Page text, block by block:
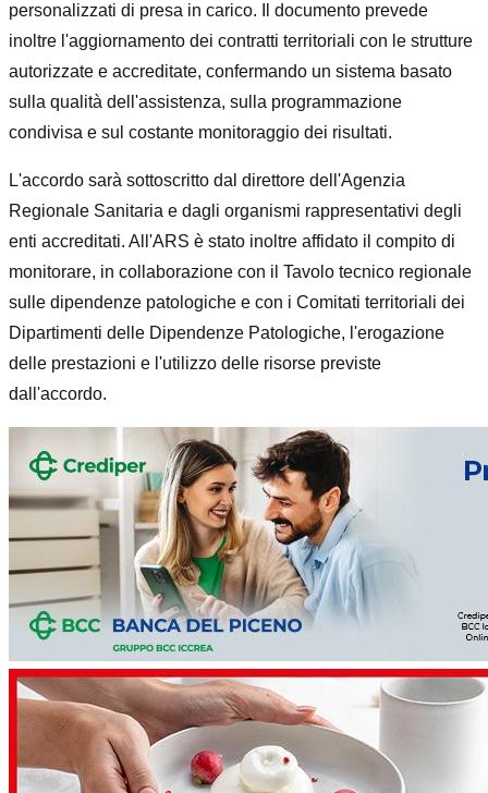
personalizzati di presa in carico. Il documento prevede
inoltre l'aggiornamento dei contratti territoriali con le strutture
autorizzate e accreditate, confermando un sistema basato
sulla qualità dell'assistenza, sulla programmazione
condivisa e sul costante monitoraggio dei risultati.
L'accordo sarà sottoscritto dal direttore dell'Agenzia
Regionale Sanitaria e dagli organismi rappresentativi degli
enti accreditati. All'ARS è stato inoltre affidato il compito di
monitorare, in collaborazione con il Tavolo tecnico regionale
sulle dipendenze patologiche e con i Comitati territoriali dei
Dipartimenti delle Dipendenze Patologiche, l'erogazione
delle prestazioni e l'utilizzo delle risorse previste
dall'accordo.